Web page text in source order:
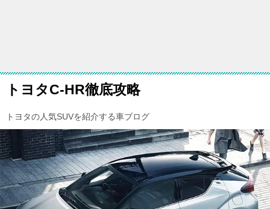
トヨタC-HR徹底攻略
トヨタの人気SUVを紹介する車ブログ